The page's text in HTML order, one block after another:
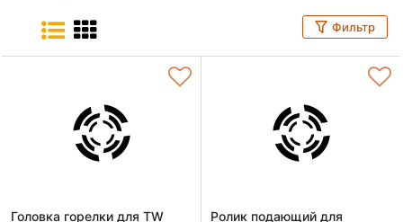
Фильтр
Головка горелки для TW
Ролик подающий для